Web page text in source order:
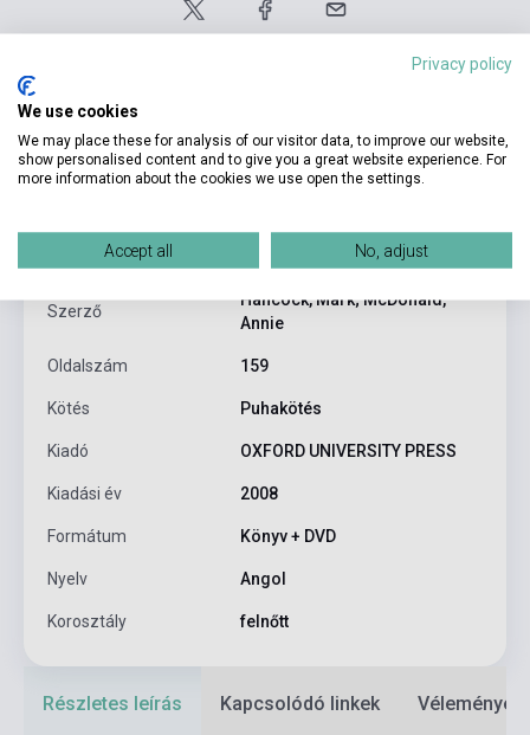
Termékjellemzők
9780194129558
Szerző
Hancock, Mark; McDonald,
Annie
Oldalszám 159
Kötés Puhakötés
Kiadó OXFORD UNIVERSITY PRESS
Kiadási év 2008
Formátum Könyv + DVD
Nyelv Angol
Korosztály felnőtt
Részletes leírás Kapcsolódó linkek Vélemények
Privacy policy
We use cookies
We may place these for analysis of our visitor data, to improve our website,
show personalised content and to give you a great website experience. For
more information about the cookies we use open the settings.
Accept all No, adjust